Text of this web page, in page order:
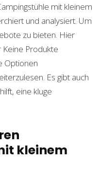
mit kleinem
und analysiert. Um
zu bieten. Hier
Keine Produkte
Optionen
Es gibt auch
eine kluge
kleinem